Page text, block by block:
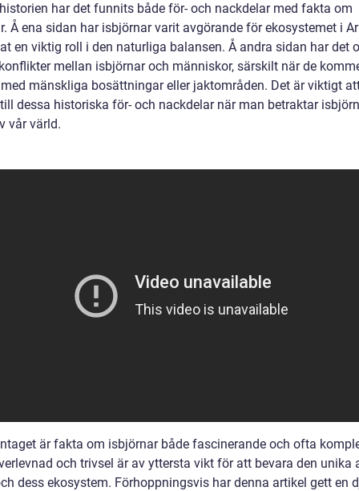
har det funnits både för- och nackdelar med fakta om
Å ena sidan har isbjörnar varit avgörande för ekosystemet i
en viktig roll i den naturliga balansen. Å andra sidan har det
mellan isbjörnar och människor, särskilt när de
mänskliga bosättningar eller jaktområden. Det är viktigt
dessa historiska för- och nackdelar när man betraktar
vår värld.
är fakta om isbjörnar både fascinerande och ofta
och trivsel är av yttersta vikt för att bevara den unika
dess ekosystem. Förhoppningsvis har denna artikel gett en